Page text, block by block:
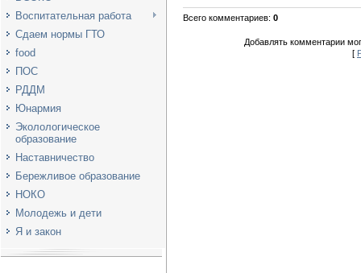
Воспитательная работа
Сдаем нормы ГТО
food
ПОС
РДДМ
Юнармия
Эколологическое
образование
Наставничество
Бережливое образование
НОКО
Молодежь и дети
Я и закон
Всего комментариев: 0
Добавлять комментарии
[